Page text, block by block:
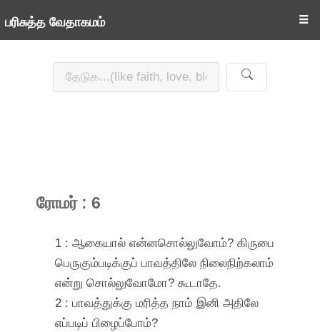
பரிசுத்த வேதாகமம் ☰
ரோமர் : 6
1 : ஆகையால் என்னசொல்லுவோம்? கிருபை
பெருகும்படிக்குப் பாவத்திலே நிலைநிற்கலாம்
என்று சொல்லுவோமோ? கூடாதே.
2 : பாவத்துக்கு மரித்த நாம் இனி அதிலே
எப்படிப் பிழைப்போம்?